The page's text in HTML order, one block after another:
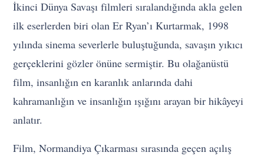
İkinci Dünya Savaşı filmleri sıralandığında akla gelen
ilk eserlerden biri olan Er Ryan’ı Kurtarmak, 1998
yılında sinema severlerle buluştuğunda, savaşın yıkıcı
gerçeklerini gözler önüne sermiştir. Bu olağanüstü
film, insanlığın en karanlık anlarında dahi
kahramanlığın ve insanlığın ışığını arayan bir hikâyeyi
anlatır.
Film, Normandiya Çıkarması sırasında geçen açılış